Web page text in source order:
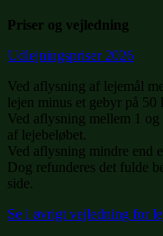
Priser og vejledning
Udlejningspriser 2026
Ved aflysning af lejemål
lejen minus et gebyr på 50
Ved aflysning mellem 1
af lejebeløbet.
Ved aflysning mindre end
Dog refunderes det fulde
side.
Se i øvrigt vejledning for